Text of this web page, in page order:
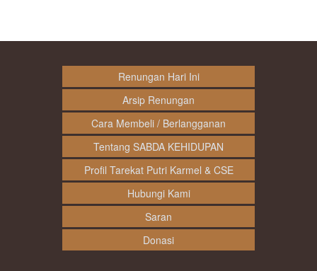
Renungan Hari Ini
Arsip Renungan
Cara Membeli / Berlangganan
Tentang SABDA KEHIDUPAN
Profil Tarekat Putri Karmel & CSE
Hubungi Kami
Saran
Donasi